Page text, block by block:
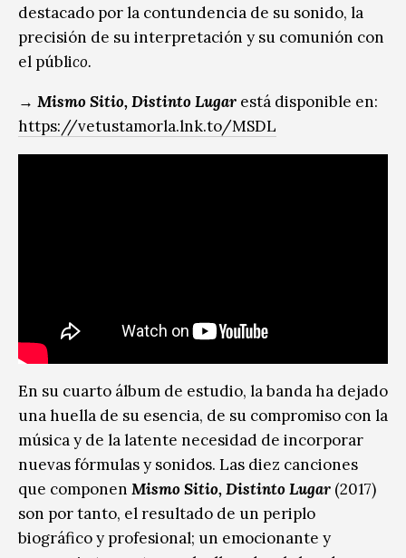
destacado por la contundencia de su sonido, la
precisión de su interpretación y su comunión con
el público.
→ Mismo Sitio, Distinto Lugar está disponible en:
https://vetustamorla.lnk.to/MSDL
En su cuarto álbum de estudio, la banda ha dejado
una huella de su esencia, de su compromiso con la
música y de la latente necesidad de incorporar
nuevas fórmulas y sonidos. Las diez canciones
que componen Mismo Sitio, Distinto Lugar (2017)
son por tanto, el resultado de un periplo
biográfico y profesional; un emocionante y